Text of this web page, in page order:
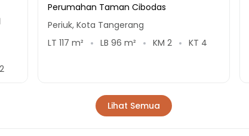
2
Perumahan Taman Cibodas
Periuk, Kota Tangerang
LT 117 m² LB 96 m² KM 2 KT 4
Lihat Semua